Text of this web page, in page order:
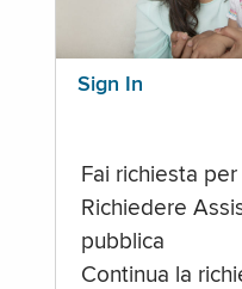
Sign In
Fai richiesta per
Richiedere
pubblica
Continua la